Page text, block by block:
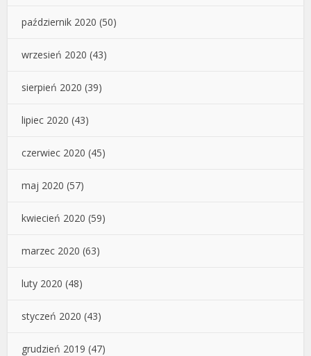
październik 2020 (50)
wrzesień 2020 (43)
sierpień 2020 (39)
lipiec 2020 (43)
czerwiec 2020 (45)
maj 2020 (57)
kwiecień 2020 (59)
marzec 2020 (63)
luty 2020 (48)
styczeń 2020 (43)
grudzień 2019 (47)